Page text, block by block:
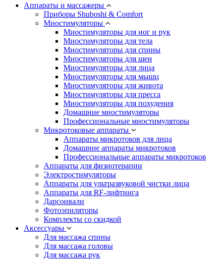
Аппараты и массажеры
Приборы Shuboshi & Comfort
Миостимуляторы
Миостимуляторы для ног и рук
Миостимуляторы для тела
Миостимуляторы для спины
Миостимуляторы для шеи
Миостимуляторы для лица
Миостимуляторы для мышц
Миостимуляторы для живота
Миостимуляторы для пресса
Миостимуляторы для похудения
Домашние миостимуляторы
Профессиональные миостимуляторы
Микротоковые аппараты
Аппараты микротоков для лица
Домашние аппараты микротоков
Профессиональные аппараты микротоков
Аппараты для физиотерапии
Электростимуляторы
Аппараты для ультразвуковой чистки лица
Аппараты для RF-лифтинга
Дарсонвали
Фотоэпиляторы
Комплекты со скидкой
Аксессуары
Для массажа спины
Для массажа головы
Для массажа рук